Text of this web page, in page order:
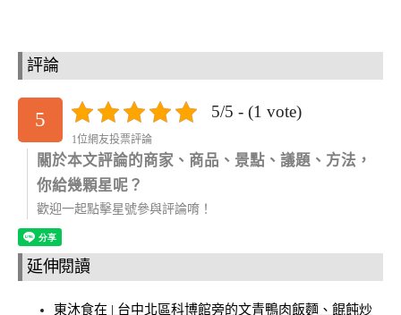
評論
5 5/5 - (1 vote)
1位網友投票評論
關於本文評論的商家、商品、景點、議題、方法，
你給幾顆星呢？
歡迎一起點擊星號參與評論唷！
延伸閱讀
東沐食在 | 台中北區科博館旁的文青鴨肉飯麵、餛飩炒